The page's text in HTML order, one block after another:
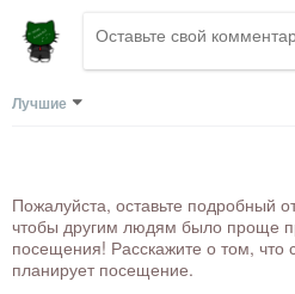
Лучшие
Пожалуйста, оставьте подробный
чтобы другим людям было проще
посещения! Расскажите о том, что
планирует посещение.